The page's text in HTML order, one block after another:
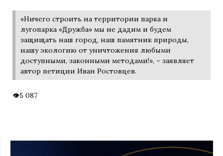
«Ничего строить на территории парка и
лугопарка «Дружба» мы не дадим и будем
защищать наш город, наш памятник природы,
нашу экологию от уничтожения любыми
доступными, законными методами!», – заявляет
автор петиции Иван Ростовцев.
5 087